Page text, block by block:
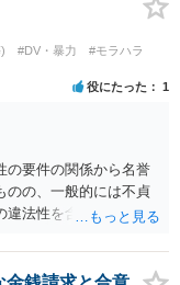
#DV・暴力
#モラハラ
役にたった 1
の要件の関係から名誉
のの、一般的には不貞
違法性を含む行為で
かと思います。